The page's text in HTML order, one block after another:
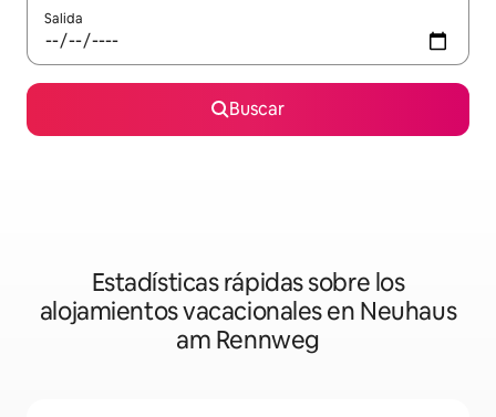
Salida
Buscar
Estadísticas rápidas sobre los
alojamientos vacacionales en Neuhaus
am Rennweg